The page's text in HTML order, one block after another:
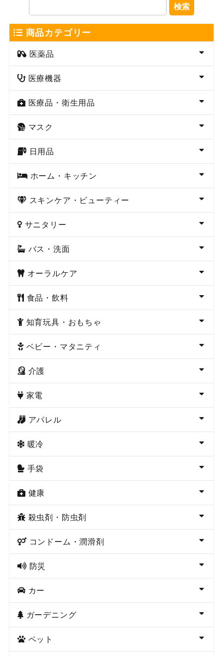
検索
商品カテゴリー
医薬品
医療機器
医療品・衛生用品
マスク
日用品
ホーム・キッチン
スキンケア・ビューティー
サニタリー
バス・洗面
オーラルケア
食品・飲料
知育玩具・おもちゃ
ベビー・マタニティ
介護
家電
アパレル
暖冷
手袋
健康
殺虫剤・防虫剤
コンドーム・潤滑剤
防災
カー
ガーデニング
ペット